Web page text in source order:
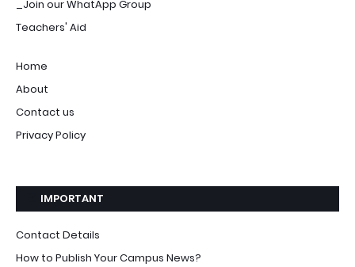
_Join our WhatApp Group
Teachers' Aid
Home
About
Contact us
Privacy Policy
IMPORTANT
Contact Details
How to Publish Your Campus News?